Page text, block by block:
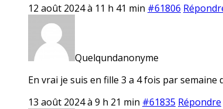
12 août 2024 à 11 h 41 min #61806
Quelqundanonyme
En vrai je suis en fille 3 a 4 fois par
13 août 2024 à 9 h 21 min #61835 Répondre